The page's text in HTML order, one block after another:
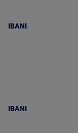
IBANI
IBANI